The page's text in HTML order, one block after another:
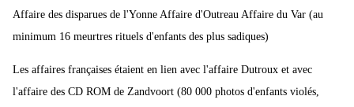
Affaire des disparues de l'Yonne Affaire d'Outreau Affaire du Var (au
minimum 16 meurtres rituels d'enfants des plus sadiques)
Les affaires françaises étaient en lien avec l'affaire Dutroux et avec
l'affaire des CD ROM de Zandvoort (80 000 photos d'enfants violés,